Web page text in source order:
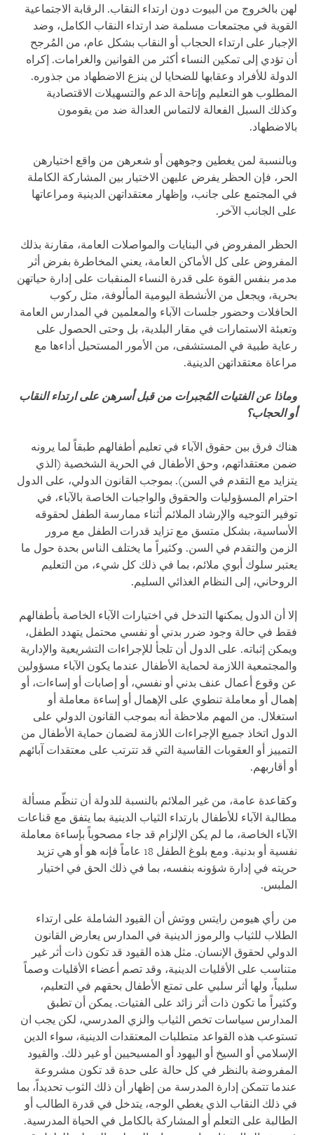
لهن بالخروج من البيوت دون ارتداء النقاب. الرقابة الاجتماعية
القوية في مجتمعات مسلمة ضد ارتداء النقاب الكامل، وضد
الإجبار على ارتداء الحجاب أو النقاب بشكل عام، من المُرجح
أن تؤدي إلى تمكين النساء أكثر من القوانين والغرامات. إكراه
الدولة للأفراد وعقابها للضحايا لن ينزع الاضطهاد من جذوره.
المطلوب هو التعليم وإتاحة الدعم والتسهيلات الاقتصادية
وكذلك السبل الفعالة لالتماس العدالة ضد من يقومون
بالاضطهاد.
وبالنسبة لمن يغطين وجوههن أو شعرهن من واقع اختيارهن
الحر، فإن الحظر يفرض عليهن الاختيار بين المشاركة الكاملة
في المجتمع على جانب، وإظهار معتقداتهن الدينية ومراعاتها
على الجانب الآخر.
الحظر المفروض في البنايات والمواصلات العامة، مقارنة بذلك
المفروض على كل الأماكن العامة، يعني المخاطرة بفرض أثر
مدمر بنفس القوة على قدرة النساء المنقبات على إدارة حياتهن
بحرية، ويجعل من الأنشطة اليومية المألوفة، مثل ركوب
الحافلات وحضور جلسات الآباء والمعلمين في المدارس العامة
وتعبئة الاستمارات في مقار البلدية، بل وحتى الحصول على
رعاية طبية في المستشفى، من الأمور المستحيل أداءها مع
مراعاة معتقداتهن الدينية.
وماذا عن الفتيات المُجبرات من قبل أسرهن على ارتداء النقاب
أو الحجاب؟
هناك فرق بين حقوق الآباء في تعليم أطفالهم طبقاً لما يرونه
ضمن معتقداتهم، وحق الأطفال في الحرية الشخصية (الذي
يتزايد مع التقدم في السن). بموجب القانون الدولي، على الدول
احترام المسؤوليات والحقوق والواجبات الخاصة بالآباء، في
توفير التوجيه والإرشاد الملائم أثناء ممارسة الطفل لحقوقه
الأساسية، بشكل متسق مع تزايد قدرات الطفل مع مرور
الزمن والتقدم في السن. وكثيراً ما يختلف الناس بحدة حول ما
يعتبر سلوك أبوي ملائم، بما في ذلك كل شيء، من التعليم
الروحاني، إلى النظام الغذائي السليم.
إلا أن الدول يمكنها التدخل في اختيارات الآباء الخاصة بأطفالهم
فقط في حالة وجود ضرر بدني أو نفسي محتمل يتهدد الطفل،
ويمكن إثباته. على الدول أن تلجأ للإجراءات التشريعية والإدارية
والمجتمعية اللازمة لحماية الأطفال عندما يكون الآباء مسؤولين
عن وقوع أعمال عنف بدني أو نفسي، أو إصابات أو إساءات، أو
إهمال أو معاملة تنطوي على الإهمال أو إساءة معاملة أو
استغلال. من المهم ملاحظة أنه بموجب القانون الدولي على
الدول اتخاذ جميع الإجراءات اللازمة لضمان حماية الأطفال من
التمييز أو العقوبات القاسية التي قد تترتب على معتقدات آبائهم
أو أقاربهم.
وكقاعدة عامة، من غير الملائم بالنسبة للدولة أن تنظّم مسألة
مطالبة الآباء للأطفال بارتداء الثياب الدينية بما يتفق مع قناعات
الآباء الخاصة، ما لم يكن الإلزام قد جاء مصحوباً بإساءة معاملة
نفسية أو بدنية. ومع بلوغ الطفل 18 عاماً فإنه هو أو هي تزيد
حريته في إدارة شؤونه بنفسه، بما في ذلك الحق في اختيار
الملبس.
من رأي هيومن رايتس ووتش أن القيود الشاملة على ارتداء
الطلاب للثياب والرموز الدينية في المدارس يعارض القانون
الدولي لحقوق الإنسان. مثل هذه القيود قد تكون ذات أثر غير
متناسب على الأقليات الدينية، وقد تصم أعضاء الأقليات وصماً
سلبياً، ولها أثر سلبي على تمتع الأطفال بحقهم في التعليم،
وكثيراً ما تكون ذات أثر زائد على الفتيات. يمكن أن تطبق
المدارس سياسات تخص الثياب والزي المدرسي، لكن يجب ان
تستوعب هذه القواعد متطلبات المعتقدات الدينية، سواء الدين
الإسلامي أو السيخ أو اليهود أو المسيحيين أو غير ذلك. والقيود
المفروضة بالنظر في كل حالة على حدة قد تكون مشروعة
عندما تتمكن إدارة المدرسة من إظهار أن ذلك الثوب تحديداً، بما
في ذلك النقاب الذي يغطي الوجه، يتدخل في قدرة الطالب أو
الطالبة على التعلم أو المشاركة بالكامل في الحياة المدرسية.